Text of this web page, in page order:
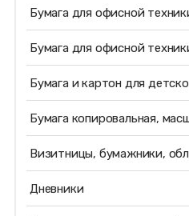
Бумага для офисной
Бумага для офисной
Бумага и картон для
Бумага копировальная,
Визитницы, бумажники,
Дневники